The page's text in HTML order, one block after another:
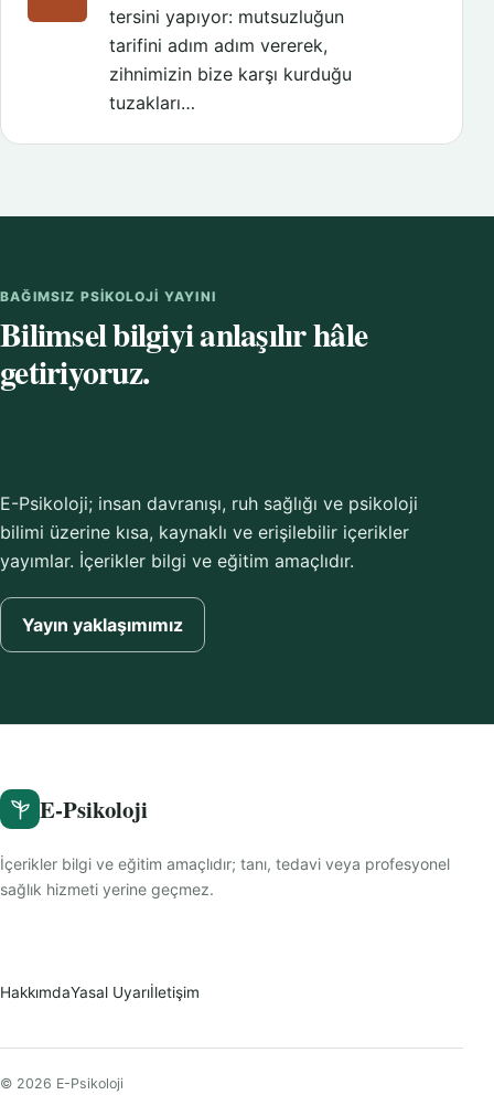
tersini yapıyor: mutsuzluğun
tarifini adım adım vererek,
zihnimizin bize karşı kurduğu
tuzakları…
BAĞIMSIZ PSIKOLOJI YAYINI
Bilimsel bilgiyi anlaşılır hâle
getiriyoruz.
E-Psikoloji; insan davranışı, ruh sağlığı ve psikoloji
bilimi üzerine kısa, kaynaklı ve erişilebilir içerikler
yayımlar. İçerikler bilgi ve eğitim amaçlıdır.
Yayın yaklaşımımız
E-Psikoloji
İçerikler bilgi ve eğitim amaçlıdır; tanı, tedavi veya profesyonel
sağlık hizmeti yerine geçmez.
HakkımdaYasal Uyarıİletişim
© 2026 E-Psikoloji